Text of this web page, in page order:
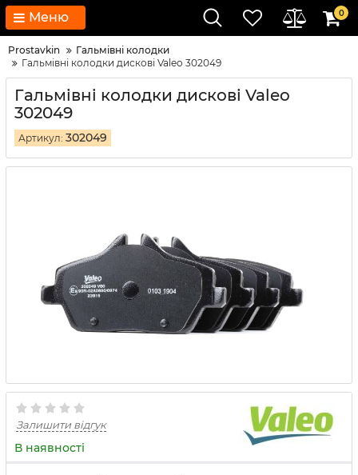
Меню 0
Prostavkin
Гальмівні колодки
Гальмівні колодки дискові Valeo 302049
Гальмівні колодки дискові Valeo
302049
Артикул: 302049
Залишити відгук
В наявності